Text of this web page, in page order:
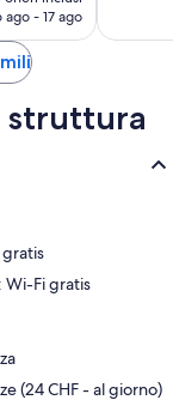
attuale
137 €
ago - 17 ago
struttura
Wi-Fi gratis
(24 CHF - al giorno)